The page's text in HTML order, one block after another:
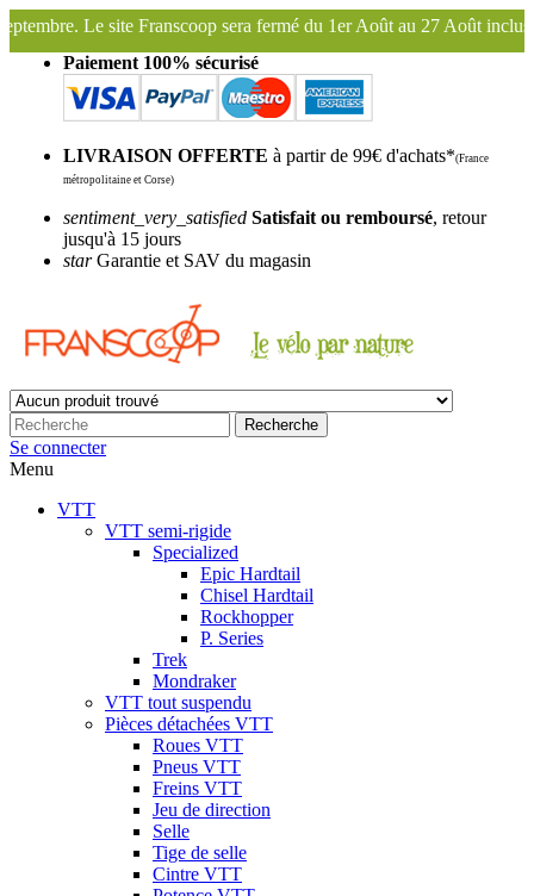
du 1er Août au 27 Août inclus. Bonnes vacances !
Franscoop,
Paiement 100% sécurisé
LIVRAISON OFFERTE à partir de 99€ d'achats*(France
métropolitaine et Corse)
sentiment_very_satisfied Satisfait ou remboursé, retour
jusqu'à 15 jours
starGarantie et SAV du magasin
Recherche
Se connecter
Menu
VTT
VTT semi-rigide
Specialized
Epic Hardtail
Chisel Hardtail
Rockhopper
P. Series
Trek
Mondraker
VTT tout suspendu
Pièces détachées VTT
Roues VTT
Pneus VTT
Freins VTT
Jeu de direction
Selle
Tige de selle
Cintre VTT